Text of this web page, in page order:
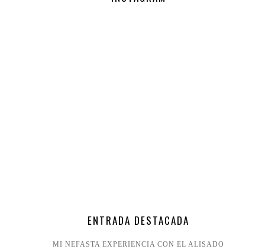
ENTRADA DESTACADA
MI NEFASTA EXPERIENCIA CON EL ALISADO